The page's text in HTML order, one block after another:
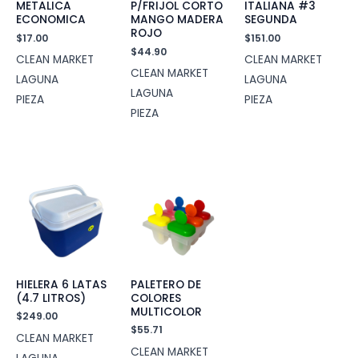
METALICA
ECONOMICA
$17.00
CLEAN MARKET
LAGUNA
PIEZA
P/FRIJOL CORTO
MANGO MADERA
ROJO
$44.90
CLEAN MARKET
LAGUNA
PIEZA
ITALIANA #3
SEGUNDA
$151.00
CLEAN MARKET
LAGUNA
PIEZA
HIELERA 6 LATAS
(4.7 LITROS)
$249.00
CLEAN MARKET
PALETERO DE
COLORES
MULTICOLOR
$55.71
CLEAN MARKET